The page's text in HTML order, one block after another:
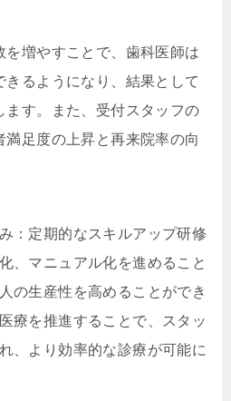
増やすことで、歯科医師は
きるようになり、結果として
ます。また、受付スタッフの
足度の上昇と再来院率の向
：定期的なスキルアップ研修
、マニュアル化を進めること
の生産性を高めることができ
療を推進することで、スタッ
、より効率的な診療が可能に